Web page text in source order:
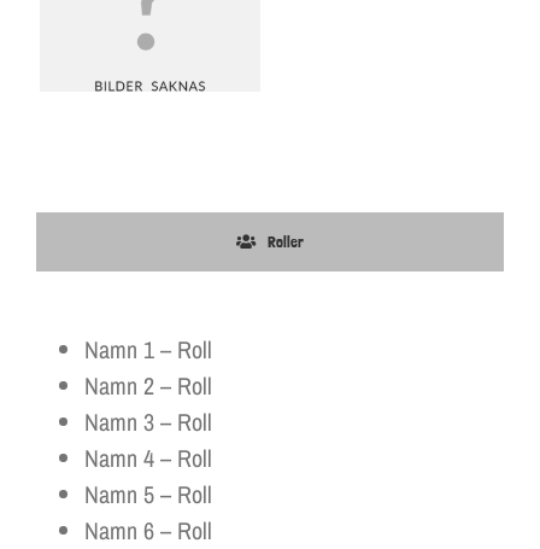
Roller
Namn 1 – Roll
Namn 2 – Roll
Namn 3 – Roll
Namn 4 – Roll
Namn 5 – Roll
Namn 6 – Roll